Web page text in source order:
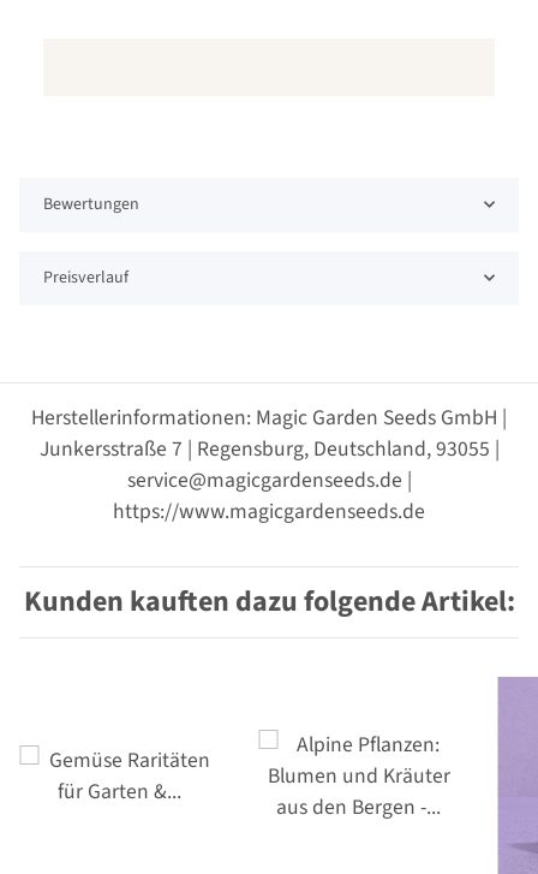
Bewertungen
Preisverlauf
Herstellerinformationen: Magic Garden Seeds GmbH |
Junkersstraße 7 | Regensburg, Deutschland, 93055 |
service@magicgardenseeds.de |
https://www.magicgardenseeds.de
Kunden kauften dazu folgende Artikel: